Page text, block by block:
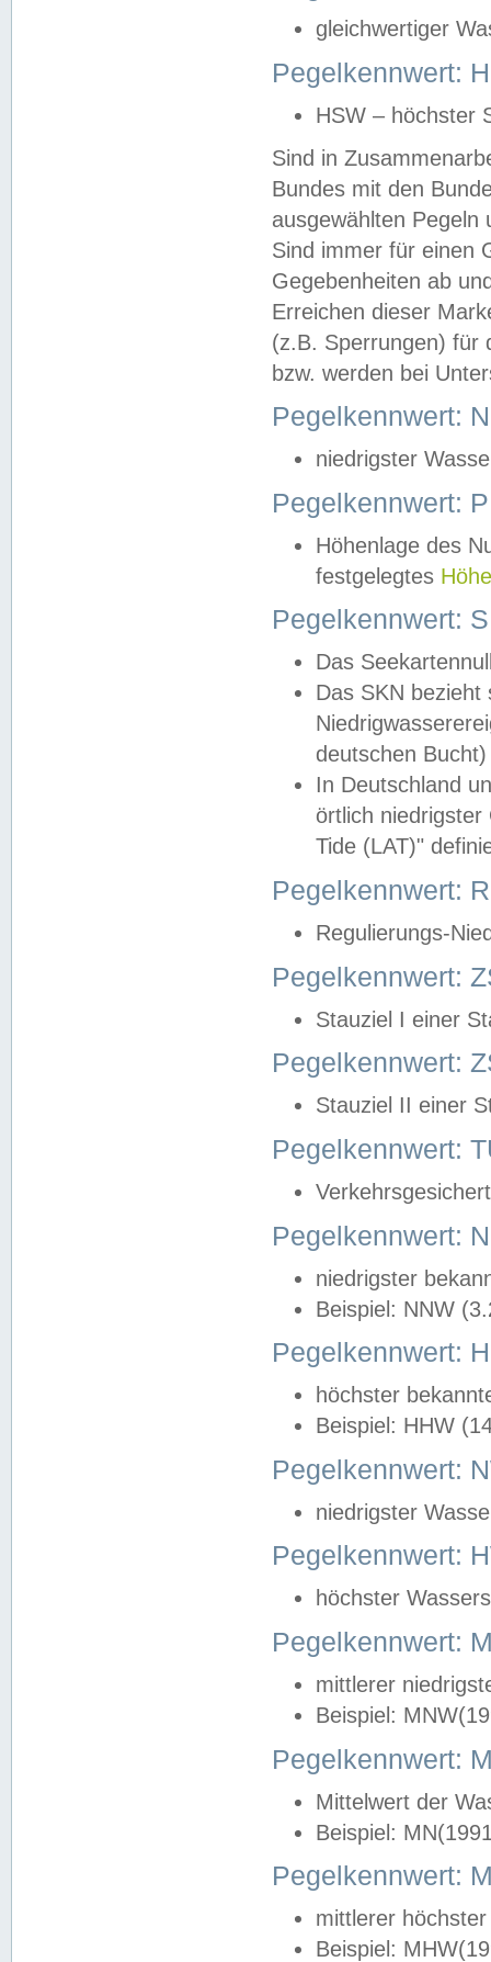
gleichwertiger
Pegelkennwert:
HSW – höchster
Sind in
Bundes mit den
ausgewählten
Sind immer für einen
Gegebenheiten ab
Erreichen dieser
(z.B. Sperrungen) für
bzw. werden bei
Pegelkennwert:
niedrigster
Pegelkennwert:
Höhenlage des
festgelegtes
Pegelkennwert:
Das
Das SKN
deutschen
In Deutschland
örtlich
Tide (LAT)"
Pegelkennwert:
Regulierungs-
Pegelkennwert:
Stauziel I einer
Pegelkennwert:
Stauziel II einer
Pegelkennwert:
Pegelkennwert:
niedrigster
Beispiel: NNW
Pegelkennwert:
höchster
Beispiel: HHW
Pegelkennwert:
niedrigster
Pegelkennwert:
höchster
Pegelkennwert:
mittlerer
Beispiel:
Pegelkennwert:
Mittelwert der
Beispiel:
Pegelkennwert:
mittlerer
Beispiel: